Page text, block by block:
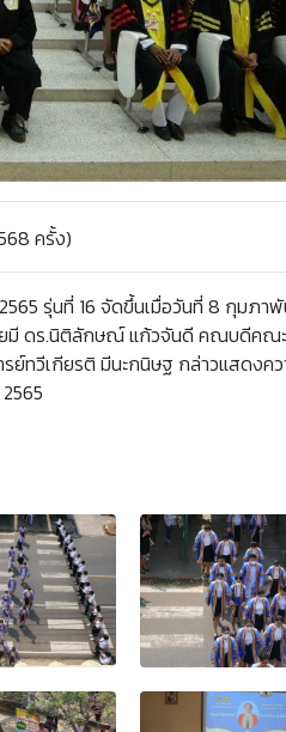
ครั้ง)
รุ่นที่ 16 จัดขึ้นเมื่อวันที่ 8 กุมภา
ยมี ดร.นิติลักษณ์ แก้วจันดี คณบดีคณะ
ทวีเกียรติ มีนะกนิษฐ กล่าวแสดงค